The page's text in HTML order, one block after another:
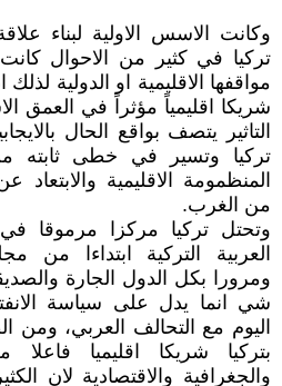
وكانت الاسس الاولية لبناء
تركيا في كثير من الاحوال
مواقفها الاقليمية او الدولية
شريكا اقليمياً مؤثراً في العمق
التاثير يتصف بواقع الحال
تركيا وتسير في خطى ثابته
المنظمومة الاقليمية
من الغرب.
وتحتل تركيا مركزا مرموقا
العربية التركية ابتداءا من
ومرورا بكل الدول الجارة
شي انما يدل على سياسة
اليوم مع التحالف العربي، ومن
بتركيا شريكا اقليميا
والجغرافية والاقتصادية لان